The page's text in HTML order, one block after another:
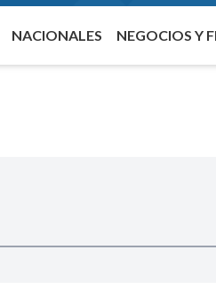
NACIONALES NEGOCIOS Y